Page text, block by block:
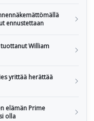
ennustettaan
William
yrittää herättää
elämän Prime
olla